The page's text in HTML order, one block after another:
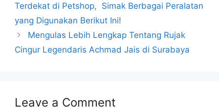
Terdekat di Petshop, Simak Berbagai Peralatan
yang Digunakan Berikut Ini!
Mengulas Lebih Lengkap Tentang Rujak
Cingur Legendaris Achmad Jais di Surabaya
Leave a Comment